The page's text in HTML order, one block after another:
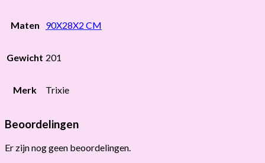
Maten 90X28X2 CM
Gewicht 201
Merk Trixie
Beoordelingen
Er zijn nog geen beoordelingen.